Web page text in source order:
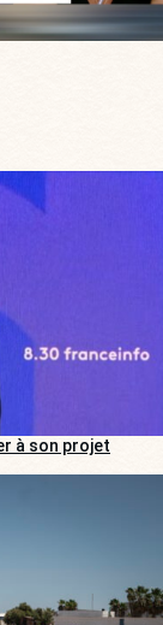
à son projet